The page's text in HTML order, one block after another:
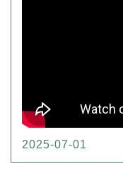
2025-07-01